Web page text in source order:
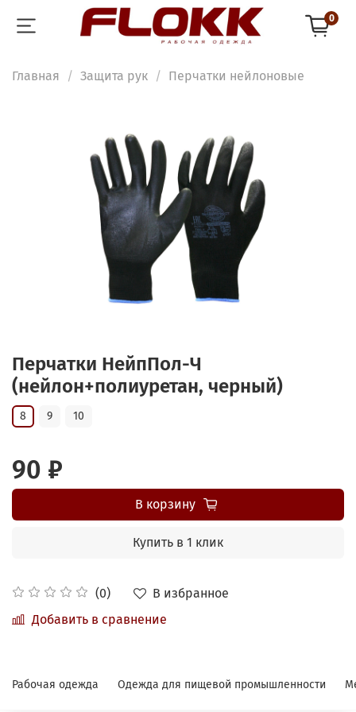
0
Главная Защита рук Перчатки нейлоновые
Перчатки НейпПол-Ч
(нейлон+полиуретан, черный)
(0)
В избранное
Добавить в сравнение
8 9 10
90 ₽
В корзину
Купить в 1 клик
Рабочая одежда Одежда для пищевой промышленности